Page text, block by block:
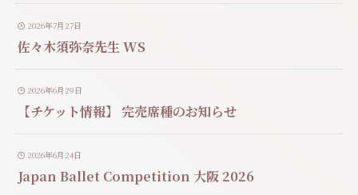
2026年7月27日
佐々木須弥奈先生 WS
2026年6月29日
【チケット情報】 完売席種のお知らせ
2026年6月24日
Japan Ballet Competition 大阪 2026